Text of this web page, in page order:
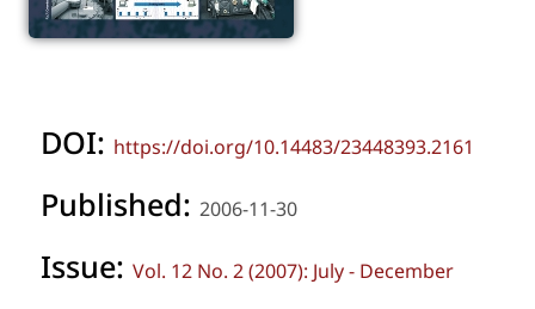
DOI: https://doi.org/10.14483/23448393.2161
Published: 2006-11-30
Issue: Vol. 12 No. 2 (2007): July - December